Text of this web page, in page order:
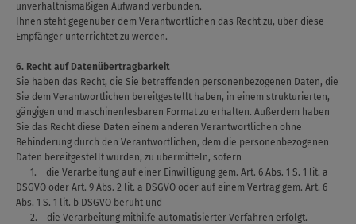
unverhältnismäßigen Aufwand verbunden.
Ihnen steht gegenüber dem Verantwortlichen das Recht zu, über diese
Empfänger unterrichtet zu werden.
6. Recht auf Datenübertragbarkeit
Sie haben das Recht, die Sie betreffenden personenbezogenen Daten, die
Sie dem Verantwortlichen bereitgestellt haben, in einem strukturierten,
gängigen und maschinenlesbaren Format zu erhalten. Außerdem haben
Sie das Recht diese Daten einem anderen Verantwortlichen ohne
Behinderung durch den Verantwortlichen, dem die personenbezogenen
Daten bereitgestellt wurden, zu übermitteln, sofern
1. die Verarbeitung auf einer Einwilligung gem. Art. 6 Abs. 1 S. 1 lit. a
DSGVO oder Art. 9 Abs. 2 lit. a DSGVO oder auf einem Vertrag gem. Art. 6
Abs. 1 S. 1 lit. b DSGVO beruht und
2. die Verarbeitung mithilfe automatisierter Verfahren erfolgt.